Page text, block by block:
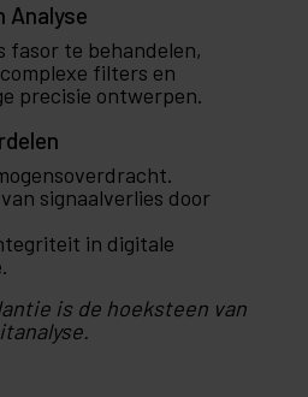
Analyse
fasor te behandelen,
filters en
precisie ontwerpen.
signaalverlies door
in digitale
is de hoeksteen van